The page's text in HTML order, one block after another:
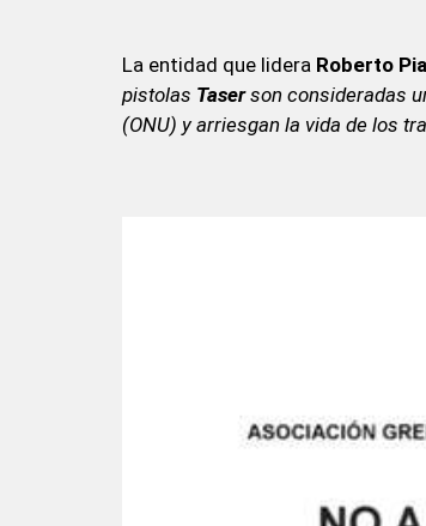
La entidad que lidera Roberto
pistolas Taserson consideradas
(ONU) y arriesgan la vida de los